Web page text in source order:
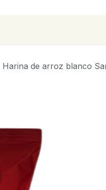
Harina de arroz blanco